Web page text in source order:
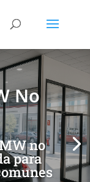
No
no
para